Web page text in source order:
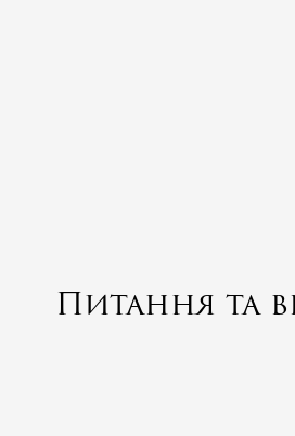
Питання та